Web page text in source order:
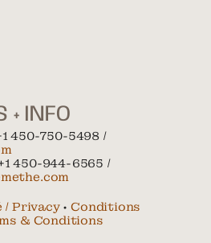
+ INFO
450-750-5498 /
450-944-6565 /
Privacy•Conditions
& Conditions